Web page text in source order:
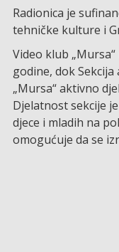
Radionica je
tehničke kulture i
Video klub
godine, dok
„Mursa“ aktivno
Djelatnost sekcije
djece i mladih na
omogućuje da se